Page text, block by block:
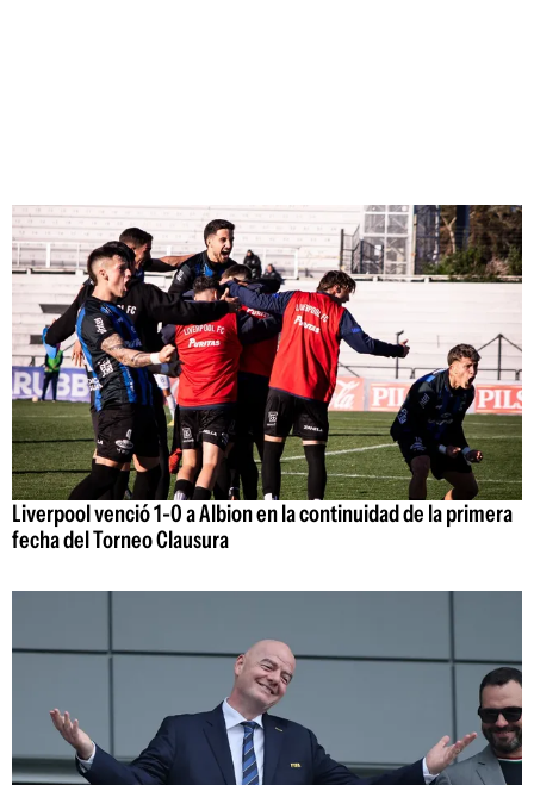
Liverpool venció 1-0 a Albion en la continuidad de la primera
fecha del Torneo Clausura